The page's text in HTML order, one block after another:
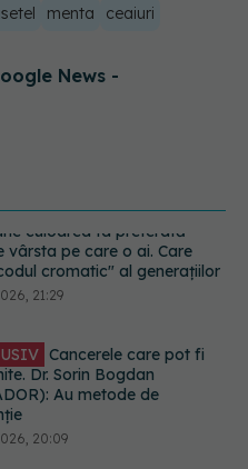
menta ceaiuri
News -
Cancerele care pot fi
Dr. Sorin Bogdan
Au metode de
20:09
deget care ar putea
pentru 8 boli majore
18:34